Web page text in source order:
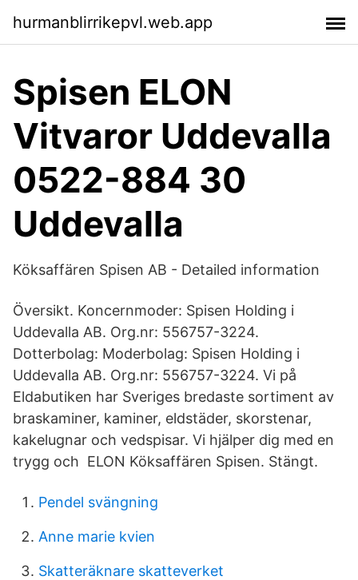
hurmanblirrikepvl.web.app
Spisen ELON
Vitvaror Uddevalla
0522-884 30
Uddevalla
Köksaffären Spisen AB - Detailed information
Översikt. Koncernmoder: Spisen Holding i
Uddevalla AB. Org.nr: 556757-3224.
Dotterbolag: Moderbolag: Spisen Holding i
Uddevalla AB. Org.nr: 556757-3224. Vi på
Eldabutiken har Sveriges bredaste sortiment av
braskaminer, kaminer, eldstäder, skorstenar,
kakelugnar och vedspisar. Vi hjälper dig med en
trygg och​ ELON Köksaffären Spisen. Stängt.
Pendel svängning
Anne marie kvien
Skatteräknare skatteverket